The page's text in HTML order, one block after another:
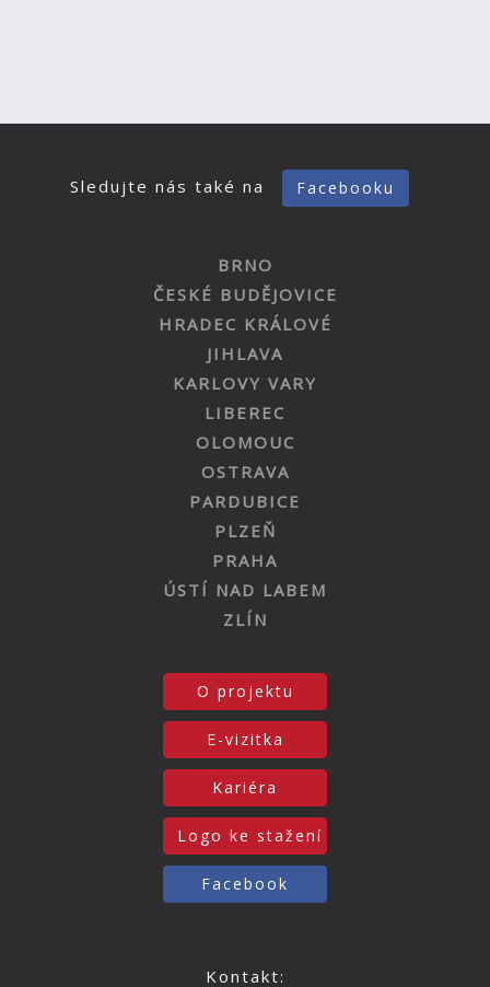
Sledujte nás také na Facebooku
BRNO
ČESKÉ BUDĚJOVICE
HRADEC KRÁLOVÉ
JIHLAVA
KARLOVY VARY
LIBEREC
OLOMOUC
OSTRAVA
PARDUBICE
PLZEŇ
PRAHA
ÚSTÍ NAD LABEM
ZLÍN
O projektu
E-vizitka
Kariéra
Logo ke stažení
Facebook
Kontakt: